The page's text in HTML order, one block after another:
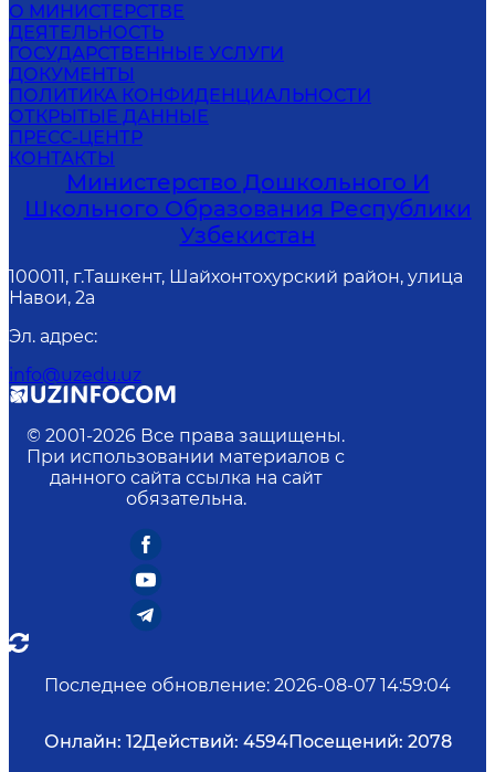
О МИНИСТЕРСТВЕ
ДЕЯТЕЛЬНОСТЬ
ГОСУДАРСТВЕННЫЕ УСЛУГИ
ДОКУМЕНТЫ
ПОЛИТИКА КОНФИДЕНЦИАЛЬНОСТИ
ОТКРЫТЫЕ ДАННЫЕ
ПРЕСС-ЦЕНТР
КОНТАКТЫ
Министерство Дошкольного И
Школьного Образования Республики
Узбекистан
100011, г.Ташкент, Шайхонтохурский район, улица
Навои, 2а
Эл. адрес:
info@uzedu.uz
© 2001-2026 Все права защищены.
При использовании материалов с
данного сайта ссылка на сайт
обязательна.
Последнее обновление: 2026-08-07 14:59:04
Онлайн: 12Действий: 4594Посещений: 2078